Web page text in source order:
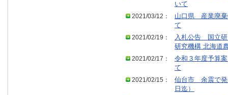
いて
2021/03/12：
山口県 産業廃棄
て
2021/02/19：
入札公告 国立研
研究機構 北海道
2021/02/17：
令和３年度予算
て
2021/02/15：
仙台市 余震で発
日迄）